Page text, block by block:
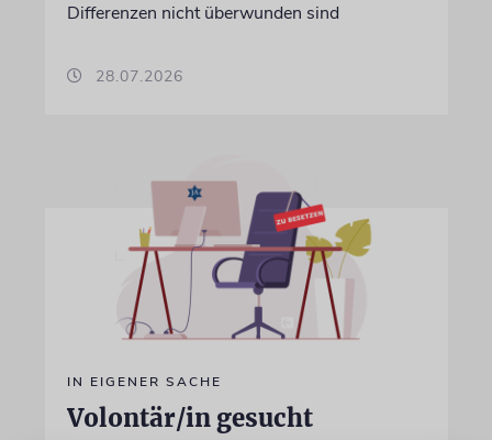
Differenzen nicht überwunden sind
28.07.2026
IN EIGENER SACHE
Volontär/in gesucht